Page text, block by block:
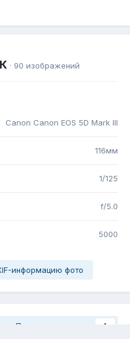
· 90 изображений
Canon Canon EOS 5D Mark III
116мм
1/125
f/5.0
5000
информацию фото
Подписчики 1